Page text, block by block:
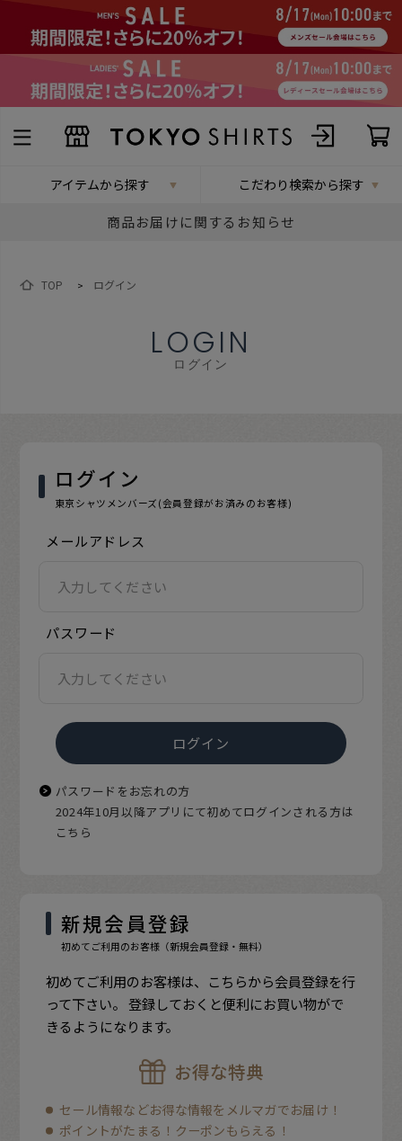
アイテムから探す こだわり検索から探す
商品お届けに関するお知らせ
TOP > ログイン
LOGIN
ログイン
ログイン
東京シャツメンバーズ(会員登録がお済みのお客様)
メールアドレス
パスワード
パスワードをお忘れの方
2024年10月以降アプリにて初めてログインされる方は
こちら
新規会員登録
初めてご利用のお客様（新規会員登録・無料）
初めてご利用のお客様は、こちらから会員登録を行
って下さい。 登録しておくと便利にお買い物がで
きるようになります。
お得な特典
セール情報などお得な情報をメルマガでお届け！
ポイントがたまる！クーポンもらえる！